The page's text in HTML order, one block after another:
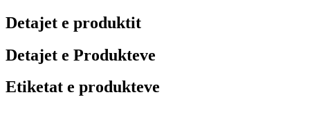
Detajet e produktit
Detajet e Produkteve
Etiketat e produkteve